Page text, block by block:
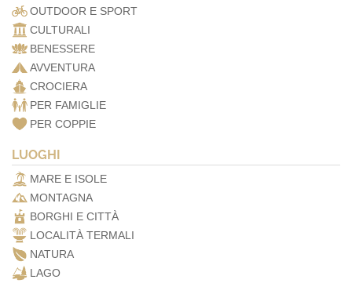
OUTDOOR E SPORT
CULTURALI
BENESSERE
AVVENTURA
CROCIERA
PER FAMIGLIE
PER COPPIE
LUOGHI
MARE E ISOLE
MONTAGNA
BORGHI E CITTÀ
LOCALITÀ TERMALI
NATURA
LAGO